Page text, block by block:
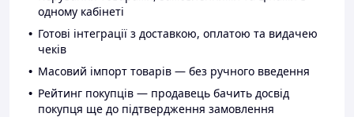
одному кабінеті
Готові інтеграції з доставкою, оплатою та видачею
чеків
Масовий імпорт товарів — без ручного введення
Рейтинг покупців — продавець бачить досвід
покупця ще до підтвердження замовлення